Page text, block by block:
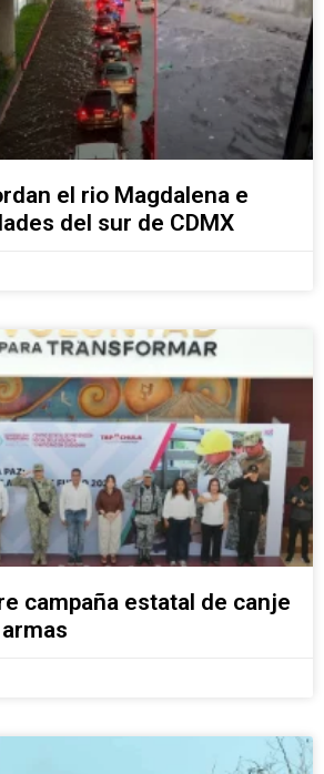
el rio Magdalena e
del sur de CDMX
campaña estatal de canje